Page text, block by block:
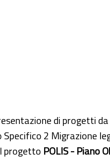
di progetti
2 Migrazione
progetto POLIS - Piano